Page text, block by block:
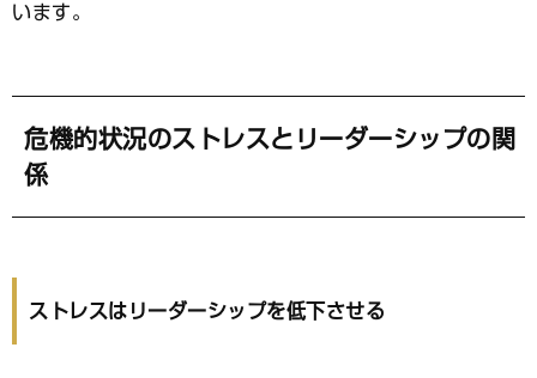
います。
危機的状況のストレスとリーダーシップの関
係
ストレスはリーダーシップを低下させる